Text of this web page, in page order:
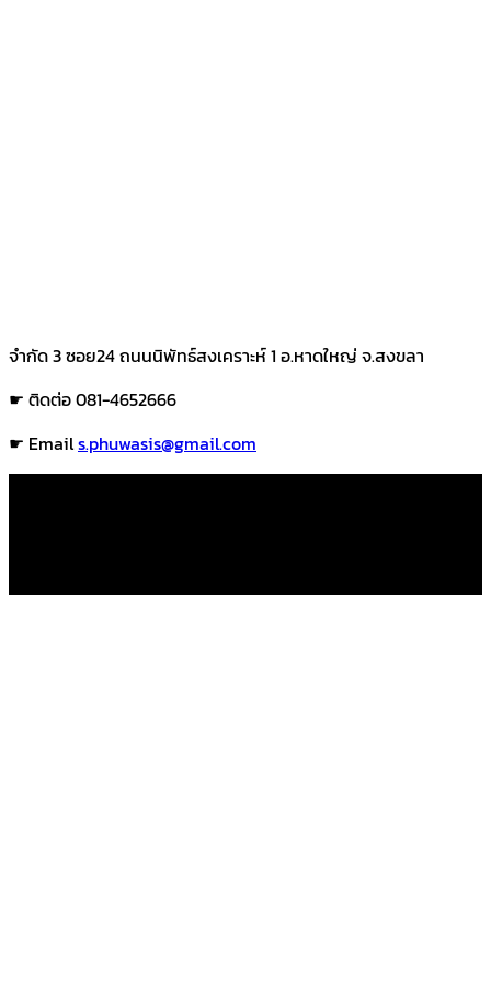
จำกัด 3 ซอย24 ถนนนิพัทธ์สงเคราะห์ 1 อ.หาดใหญ่ จ.สงขลา
☛ ติดต่อ 081-4652666
☛ Emails.phuwasis@gmail.com